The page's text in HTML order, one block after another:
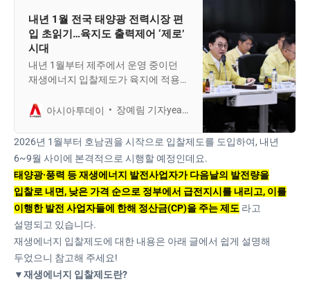
내년 1월 전국 태양광 전력시장 편
입 초읽기…육지도 출력제어 ‘제로’
시대
내년 1월부터 제주에서 운영 중이던
재생에너지 입찰제도가 육지에 적용
범 지역으로 거론되는 가운데, 일각에
익성 감소에 대한 사전 공감대 형성이
필요하다는 의견이 나온다.23일 업계
에 따르면 산업통…
아시아투데이 장예림 기자yeaahasiatoday.co.kr
2026년 1월부터 호남권을 시작으로 입찰제도를 도입하여, 내년
6~9월 사이에 본격적으로 시행할 예정인데요.
태양광·풍력 등 재생에너지 발전사업자가 다음날의 발전량을
입찰로 내면, 낮은 가격 순으로 정부에서 급전지시를 내리고, 이를
이행한 발전 사업자들에 한해 정산금(CP)을 주는 제도 라고
설명되고 있습니다.
재생에너지 입찰제도에 대한 내용은 아래 글에서 쉽게 설명해
두었으니 참고해 주세요!
▼재생에너지 입찰제도란?